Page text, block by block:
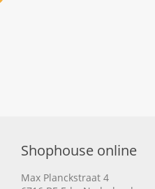
Shophouse online
Max Planckstraat 4